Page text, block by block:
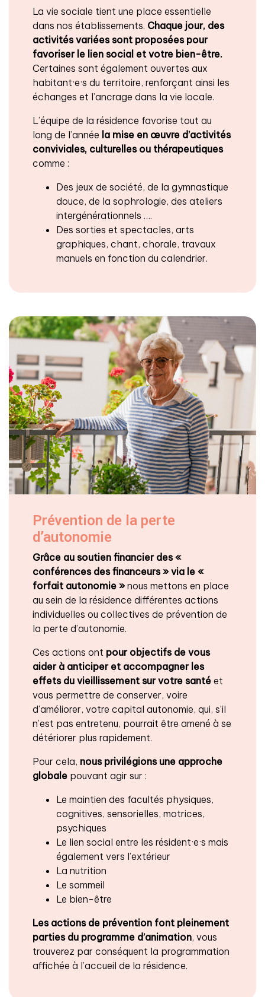
La vie sociale tient une place essentielle
dans nos établissements. Chaque jour, des
activités variées sont proposées pour
favoriser le lien social et votre bien-être.
Certaines sont également ouvertes aux
habitant·e·s du territoire, renforçant ainsi les
échanges et l’ancrage dans la vie locale.
L’équipe de la résidence favorise tout au
long de l’année la mise en œuvre d’activités
conviviales, culturelles ou thérapeutiques
comme :
Des jeux de société, de la gymnastique
douce, de la sophrologie, des ateliers
intergénérationnels ….
Des sorties et spectacles, arts
graphiques, chant, chorale, travaux
manuels en fonction du calendrier.
Prévention de la perte
d’autonomie
Grâce au soutien financier des «
conférences des financeurs » via le «
forfait autonomie »nous mettons en place
au sein de la résidence différentes actions
individuelles ou collectives de prévention de
la perte d’autonomie.
Ces actions ont pour objectifs de vous
aider à anticiper et accompagner les
effets du vieillissement sur votre santé et
vous permettre de conserver, voire
d’améliorer, votre capital autonomie, qui, s’il
n’est pas entretenu, pourrait être amené à se
détériorer plus rapidement.
Pour cela, nous privilégions une approche
globale pouvant agir sur :
Le maintien des facultés physiques,
cognitives, sensorielles, motrices,
psychiques
Le lien social entre les résident·e·s mais
également vers l’extérieur
La nutrition
Le sommeil
Le bien-être
Les actions de prévention font pleinement
parties du programme d’animation, vous
trouverez par conséquent la programmation
affichée à l’accueil de la résidence.